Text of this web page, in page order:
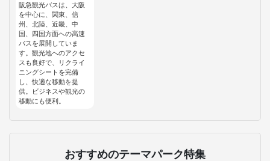
阪急観光バスは、大阪
を中心に、関東、信
州、北陸、近畿、中
国、四国方面への高速
バスを展開していま
す。観光地へのアクセ
スも良好で、リクライ
ニングシートを完備
し、快適な移動を提
供。ビジネスや観光の
移動にも便利。
おすすめのテーマパーク特集